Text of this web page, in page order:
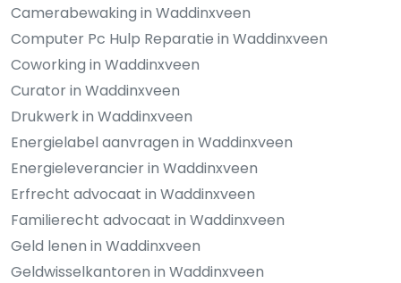
Camerabewaking in Waddinxveen
Computer Pc Hulp Reparatie in Waddinxveen
Coworking in Waddinxveen
Curator in Waddinxveen
Drukwerk in Waddinxveen
Energielabel aanvragen in Waddinxveen
Energieleverancier in Waddinxveen
Erfrecht advocaat in Waddinxveen
Familierecht advocaat in Waddinxveen
Geld lenen in Waddinxveen
Geldwisselkantoren in Waddinxveen